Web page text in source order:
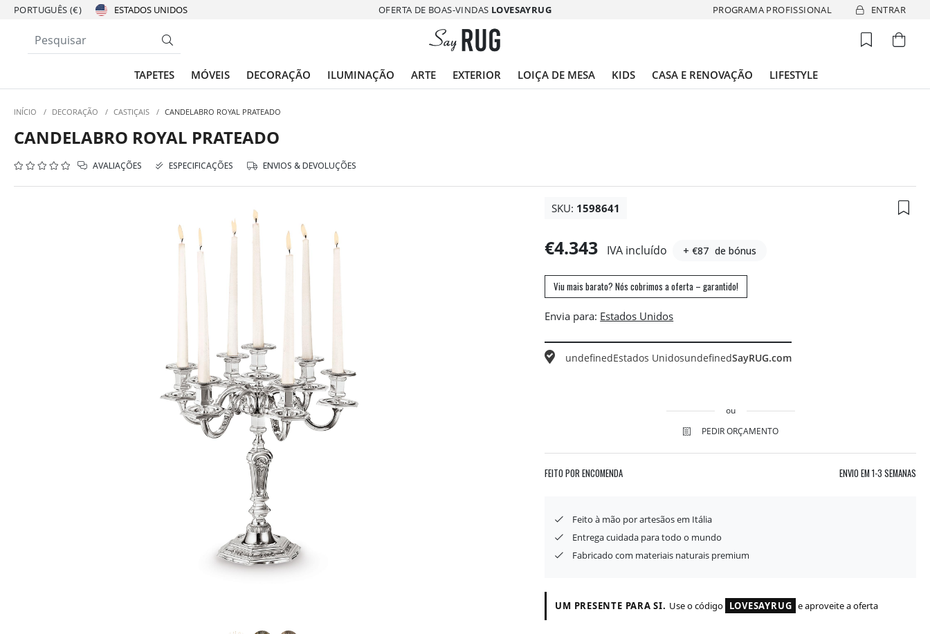
PORTUGUÊS (€) OFERTA DE BOAS-VINDAS LOVESAYRUG PROGRAMA PROFISSIONAL ENTRAR
TAPETES MÓVEIS DECORAÇÃO ILUMINAÇÃO ARTE EXTERIOR LOIÇA DE MESA KIDS CASA E RENOVAÇÃO LIFESTYLE
INÍCIO / DECORAÇÃO / CASTIÇAIS / CANDELABRO ROYAL PRATEADO
CANDELABRO ROYAL PRATEADO
AVALIAÇÕES ESPECIFICAÇÕES ENVIOS & DEVOLUÇÕES
SKU: 1598641
€4.343 IVA incluído + €87 de bónus
Viu mais barato? Nós cobrimos a oferta – garantido!
Envia para:
undefinedEstados UnidosundefinedSayRUG.com
ou
PEDIR ORÇAMENTO
FEITO POR ENCOMENDA ENVIO EM 1-3 SEMANAS
Feito à mão por artesãos em Itália
Entrega cuidada para todo o mundo
Fabricado com materiais naturais premium
UM PRESENTE PARA SI. Use o código LOVESAYRUG e aproveite a oferta